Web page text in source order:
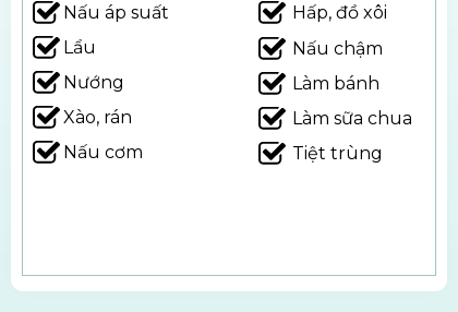
Nấu áp suất
Lẩu
Nướng
Xào, rán
Nấu cơm
Hấp, đồ xôi
Nấu chậm
Làm bánh
Làm sữa chua
Tiệt trùng